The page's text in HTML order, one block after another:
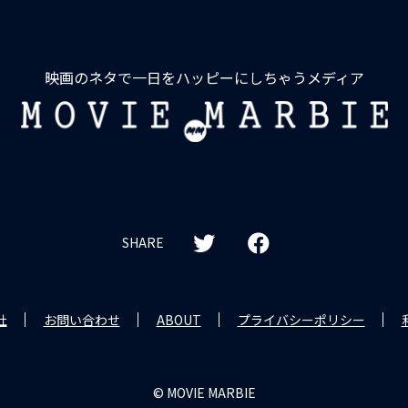
映画のネタで一日をハッピーにしちゃうメディア
MOVIE
MARBIE
SHARE
お問い合わせ ABOUT プライバシーポリシー
© MOVIE MARBIE